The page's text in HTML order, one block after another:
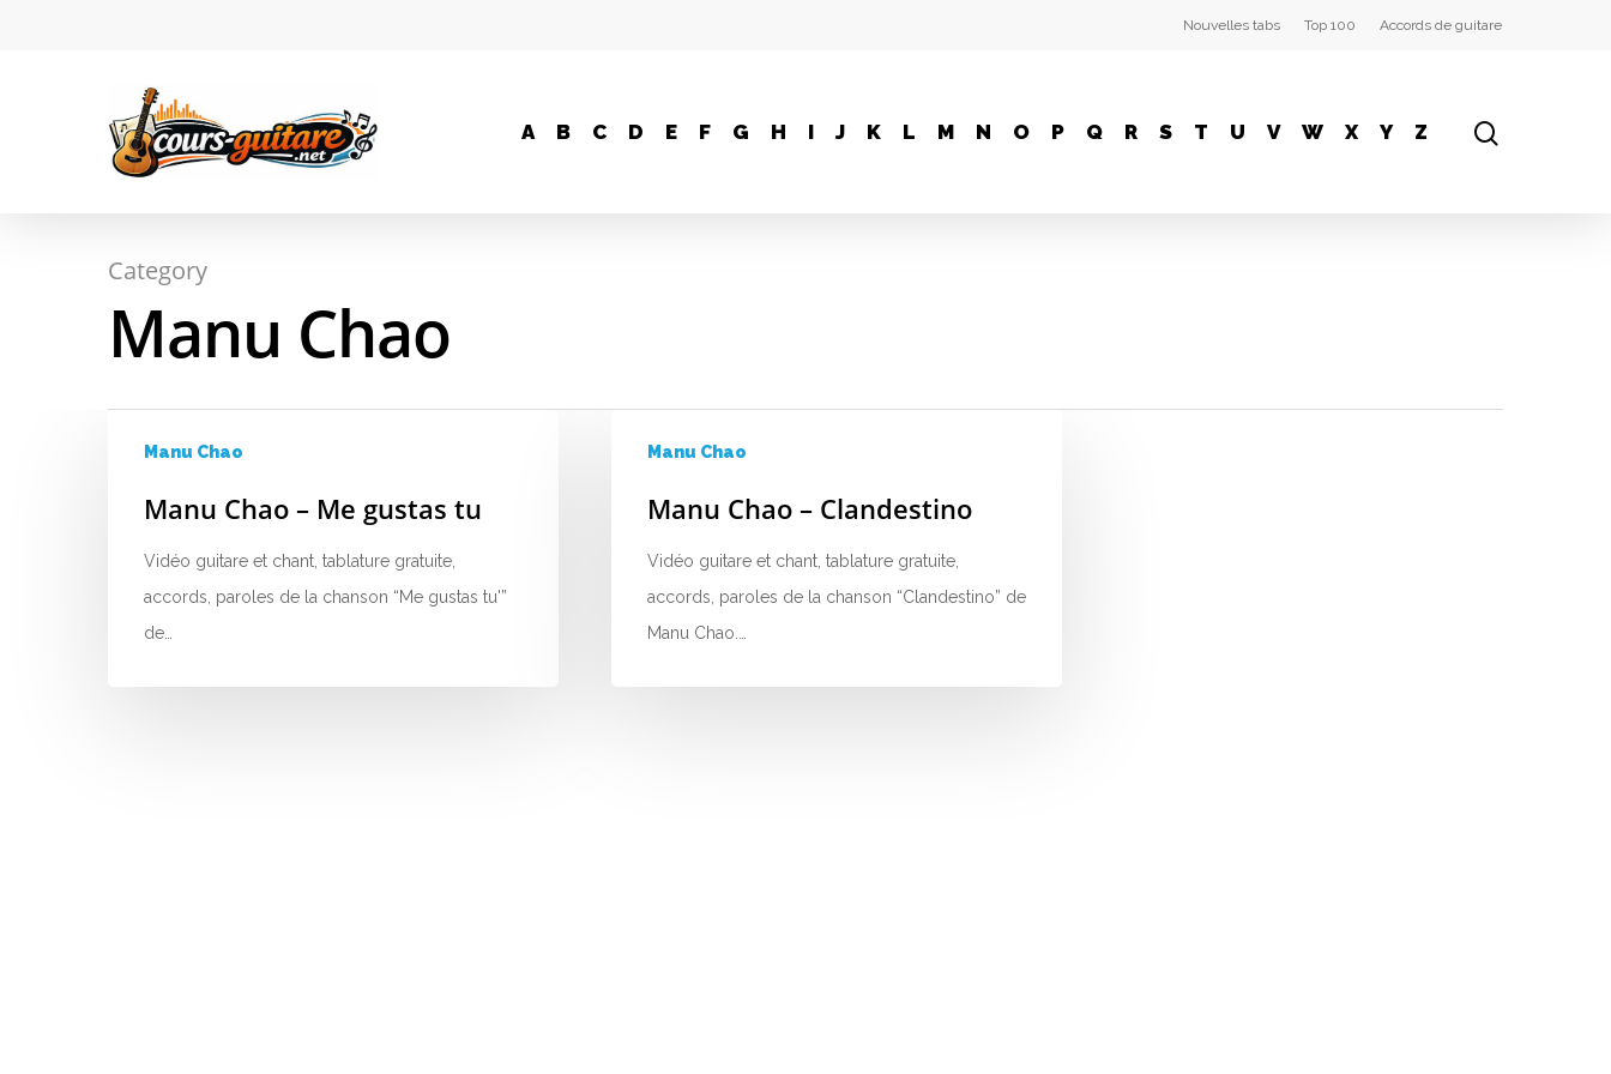
Nouvelles tabs Top 100 Accords de guitare
A B C D E F G H I J K L M N O P Q R S T U V W X Y Z
Category
Manu Chao
Manu Chao
Manu Chao – Me gustas tu
Vidéo guitare et chant, tablature gratuite,
accords, paroles de la chanson “Me gustas tu'”
de…
Manu Chao
Manu Chao – Clandestino
Vidéo guitare et chant, tablature gratuite,
accords, paroles de la chanson “Clandestino” de
Manu Chao.…